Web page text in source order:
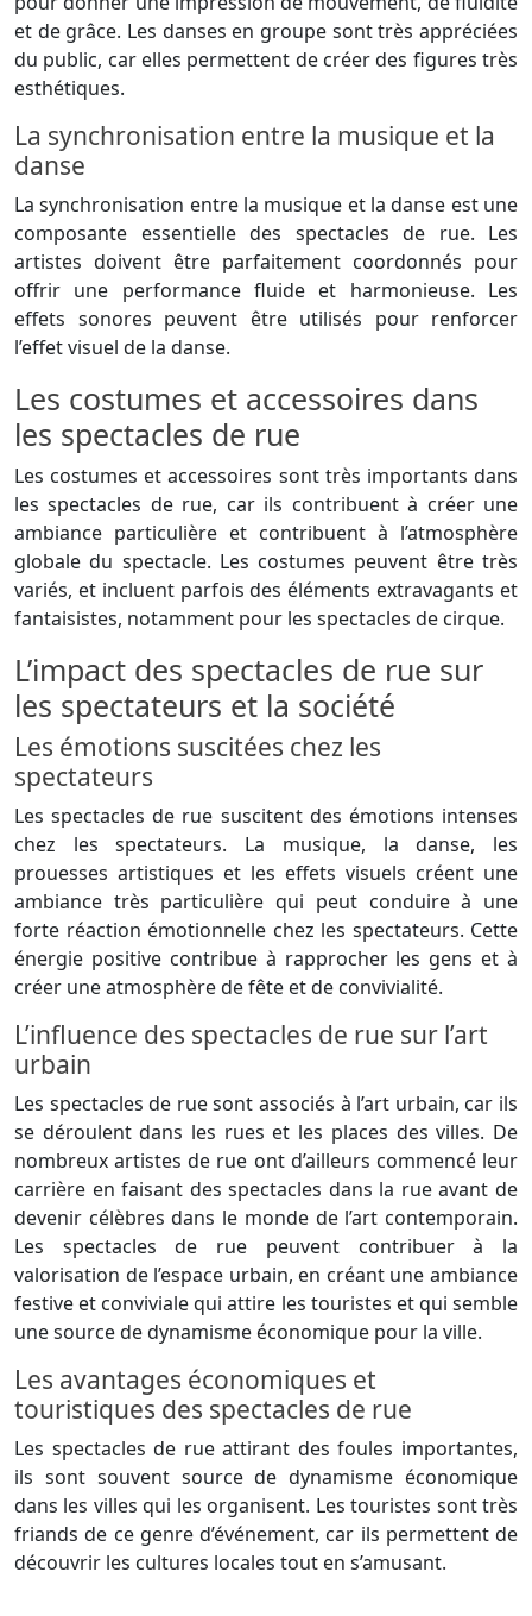
et de grâce. Les danses en groupe sont très appréciées
du public, car elles permettent de créer des figures très
esthétiques.
La synchronisation entre la musique et la
danse
La synchronisation entre la musique et la danse est une
composante essentielle des spectacles de rue. Les
artistes doivent être parfaitement coordonnés pour
offrir une performance fluide et harmonieuse. Les
effets sonores peuvent être utilisés pour renforcer
l’effet visuel de la danse.
Les costumes et accessoires dans
les spectacles de rue
Les costumes et accessoires sont très importants dans
les spectacles de rue, car ils contribuent à créer une
ambiance particulière et contribuent à l’atmosphère
globale du spectacle. Les costumes peuvent être très
variés, et incluent parfois des éléments extravagants et
fantaisistes, notamment pour les spectacles de cirque.
L’impact des spectacles de rue sur
les spectateurs et la société
Les émotions suscitées chez les
spectateurs
Les spectacles de rue suscitent des émotions intenses
chez les spectateurs. La musique, la danse, les
prouesses artistiques et les effets visuels créent une
ambiance très particulière qui peut conduire à une
forte réaction émotionnelle chez les spectateurs. Cette
énergie positive contribue à rapprocher les gens et à
créer une atmosphère de fête et de convivialité.
L’influence des spectacles de rue sur l’art
urbain
Les spectacles de rue sont associés à l’art urbain, car ils
se déroulent dans les rues et les places des villes. De
nombreux artistes de rue ont d’ailleurs commencé leur
carrière en faisant des spectacles dans la rue avant de
devenir célèbres dans le monde de l’art contemporain.
Les spectacles de rue peuvent contribuer à la
valorisation de l’espace urbain, en créant une ambiance
festive et conviviale qui attire les touristes et qui semble
une source de dynamisme économique pour la ville.
Les avantages économiques et
touristiques des spectacles de rue
Les spectacles de rue attirant des foules importantes,
ils sont souvent source de dynamisme économique
dans les villes qui les organisent. Les touristes sont très
friands de ce genre d’événement, car ils permettent de
découvrir les cultures locales tout en s’amusant.